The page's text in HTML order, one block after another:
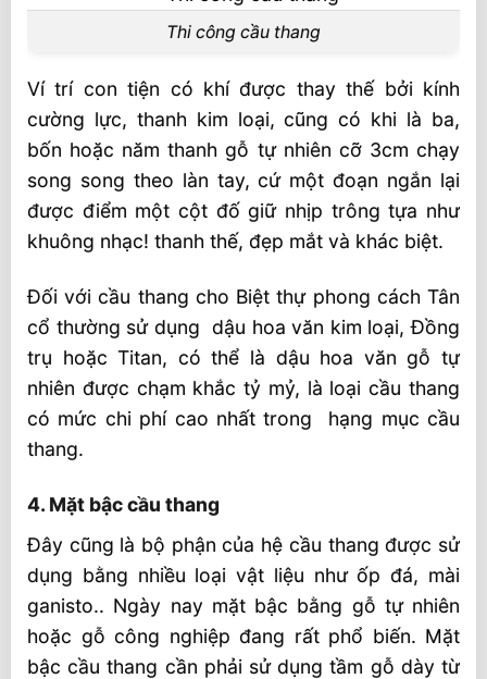
Thi công cầu thang
Ví trí con tiện có khí được thay thế bởi kính
cường lực, thanh kim loại, cũng có khi là ba,
bốn hoặc năm thanh gỗ tự nhiên cỡ 3cm chạy
song song theo làn tay, cứ một đoạn ngắn lại
được điểm một cột đố giữ nhịp trông tựa như
khuông nhạc! thanh thế, đẹp mắt và khác biệt.
Đối với cầu thang cho Biệt thự phong cách Tân
cổ thường sử dụng dậu hoa văn kim loại, Đồng
trụ hoặc Titan, có thể là dậu hoa văn gỗ tự
nhiên được chạm khắc tỷ mỷ, là loại cầu thang
có mức chi phí cao nhất trong hạng mục cầu
thang.
4. Mặt bậc cầu thang
Đây cũng là bộ phận của hệ cầu thang được sử
dụng bằng nhiều loại vật liệu như ốp đá, mài
ganisto.. Ngày nay mặt bậc bằng gỗ tự nhiên
hoặc gỗ công nghiệp đang rất phổ biến. Mặt
bậc cầu thang cần phải sử dụng tầm gỗ dày từ